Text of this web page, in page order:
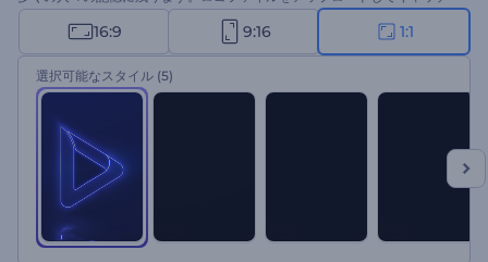
フレーズを挿入すれば、プロフェッショナルなロゴイントロ動画が完成し
ます。技術系企業の紹介、ブランドプロモーション、チャンネル紹介など
に最適です。モダンなロゴイントロでプロジェクトを確実にに成功させま
しょう。このテンプレートを今すぐお試しください。
16:9 9:16 1:1
選択可能なスタイル (5)